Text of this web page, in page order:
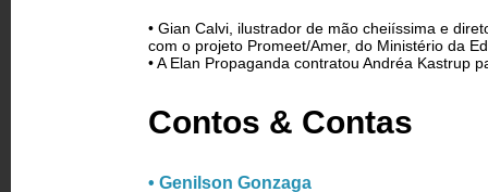
• Gian Calvi, ilustrador de mão cheiíssima e
com o projeto Promeet/Amer, do Ministério da
• A Elan Propaganda contratou Andréa Kastrup
Contos & Contas
• Genilson Gonzaga